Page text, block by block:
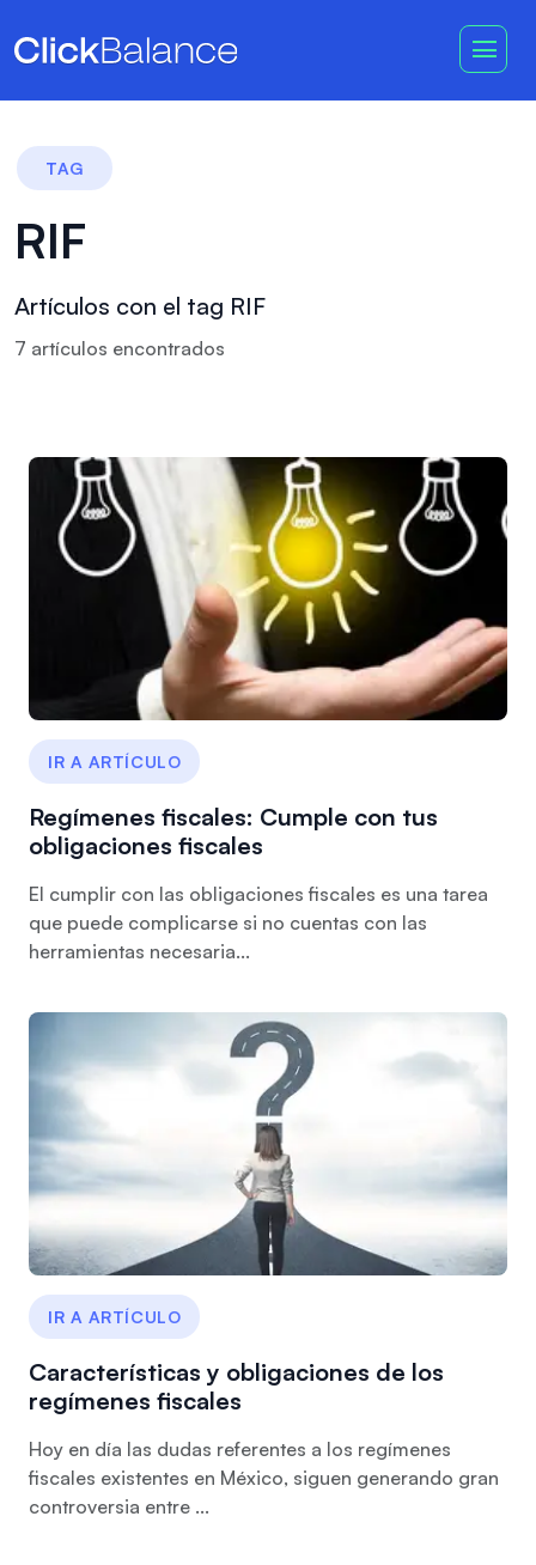
TAG
RIF
Artículos con el tag RIF
7 artículos encontrados
IR A ARTÍCULO
Regímenes fiscales: Cumple con tus
obligaciones fiscales
El cumplir con las obligaciones fiscales es una tarea
que puede complicarse si no cuentas con las
herramientas necesaria...
IR A ARTÍCULO
Características y obligaciones de los
regímenes fiscales
Hoy en día las dudas referentes a los regímenes
fiscales existentes en México, siguen generando gran
controversia entre ...